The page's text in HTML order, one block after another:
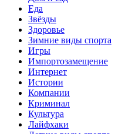
Еда
Звёзды
Здоровье
Зимние виды спорта
Игры
Импортозамещение
Интернет
Истории
Компании
Криминал
Культура
Лайфхаки